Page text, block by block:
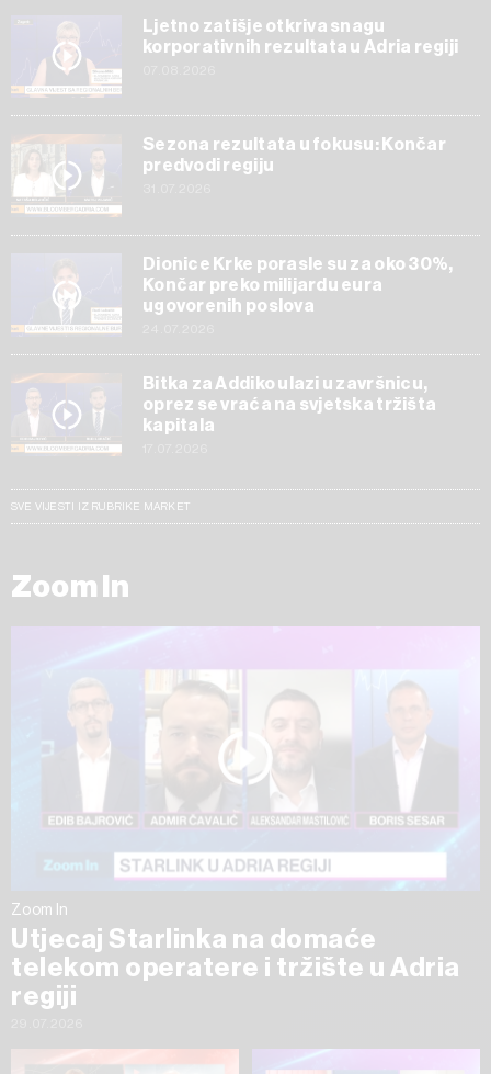
Ljetno zatišje otkriva snagu
korporativnih rezultata u Adria regiji
Sezona rezultata u fokusu: Končar
predvodi regiju
Dionice Krke porasle su za oko 30%,
Končar preko milijardu eura
ugovorenih poslova
Bitka za Addiko ulazi u završnicu,
oprez se vraća na svjetska tržišta
kapitala
SVE VIJESTI IZ RUBRIKE MARKET
Zoom In
Zoom In
Utjecaj Starlinka na domaće
telekom operatere i tržište u Adria
regiji